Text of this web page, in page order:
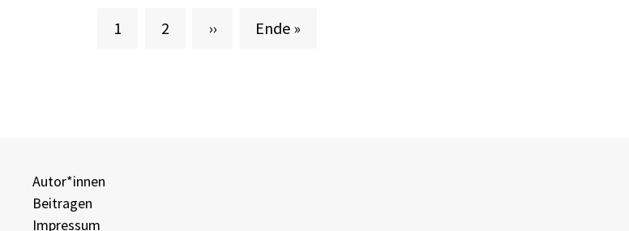
Aktuelle Seite
1 Seite
2 Nächste Seite
›› Letzte Seite
Ende »
Autor*innen
Beitragen
Impressum